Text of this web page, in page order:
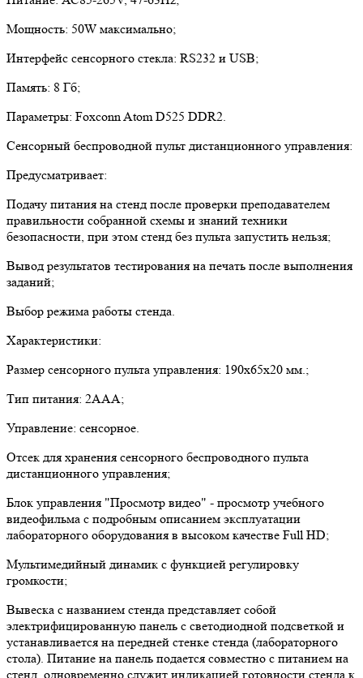
Мощность: 50W максимально;
Интерфейс сенсорного стекла: RS232 и USB;
Память: 8 Гб;
Параметры: Foxconn Atom D525 DDR2.
Сенсорный беспроводной пульт дистанционного управления:
Предусматривает:
Подачу питания на стенд после проверки преподавателем
правильности собранной схемы и знаний техники
безопасности, при этом стенд без пульта запустить нельзя;
Вывод результатов тестирования на печать после выполнения
заданий;
Выбор режима работы стенда.
Характеристики:
Размер сенсорного пульта управления: 190х65х20 мм.;
Тип питания: 2ААА;
Управление: сенсорное.
Отсек для хранения сенсорного беспроводного пульта
дистанционного управления;
Блок управления "Просмотр видео" - просмотр учебного
видеофильма с подробным описанием эксплуатации
лабораторного оборудования в высоком качестве Full HD;
Мультимедийный динамик с функцией регулировку
громкости;
Вывеска с названием стенда представляет собой
электрифицированную панель с светодиодной подсветкой и
устанавливается на передней стенке стенда (лабораторного
стола). Питание на панель подается совместно с питанием на
стенд, одновременно служит индикацией готовности стенда к